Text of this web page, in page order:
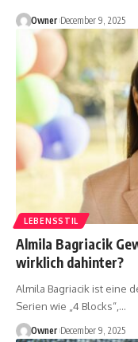
Owner December 9, 2025
LEBENSSTIL
Almila Bagriacik
wirklich dahinter?
Almila Bagriacik ist eine
Serien wie „4 Blocks“, …
Owner December 9, 2025